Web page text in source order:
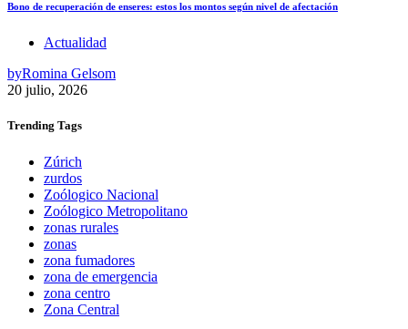
Bono de recuperación de enseres: estos los montos según nivel de afectación
Actualidad
byRomina Gelsom
20 julio, 2026
Trending Tags
Zúrich
zurdos
Zoólogico Nacional
Zoólogico Metropolitano
zonas rurales
zonas
zona fumadores
zona de emergencia
zona centro
Zona Central